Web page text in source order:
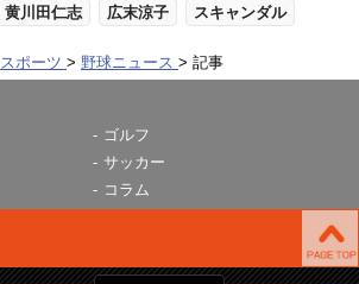
黄川田仁志 広末涼子 スキャンダル
スポーツ 野球ニュース 記事
ゴルフ
サッカー
コラム